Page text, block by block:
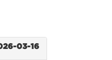
03-16